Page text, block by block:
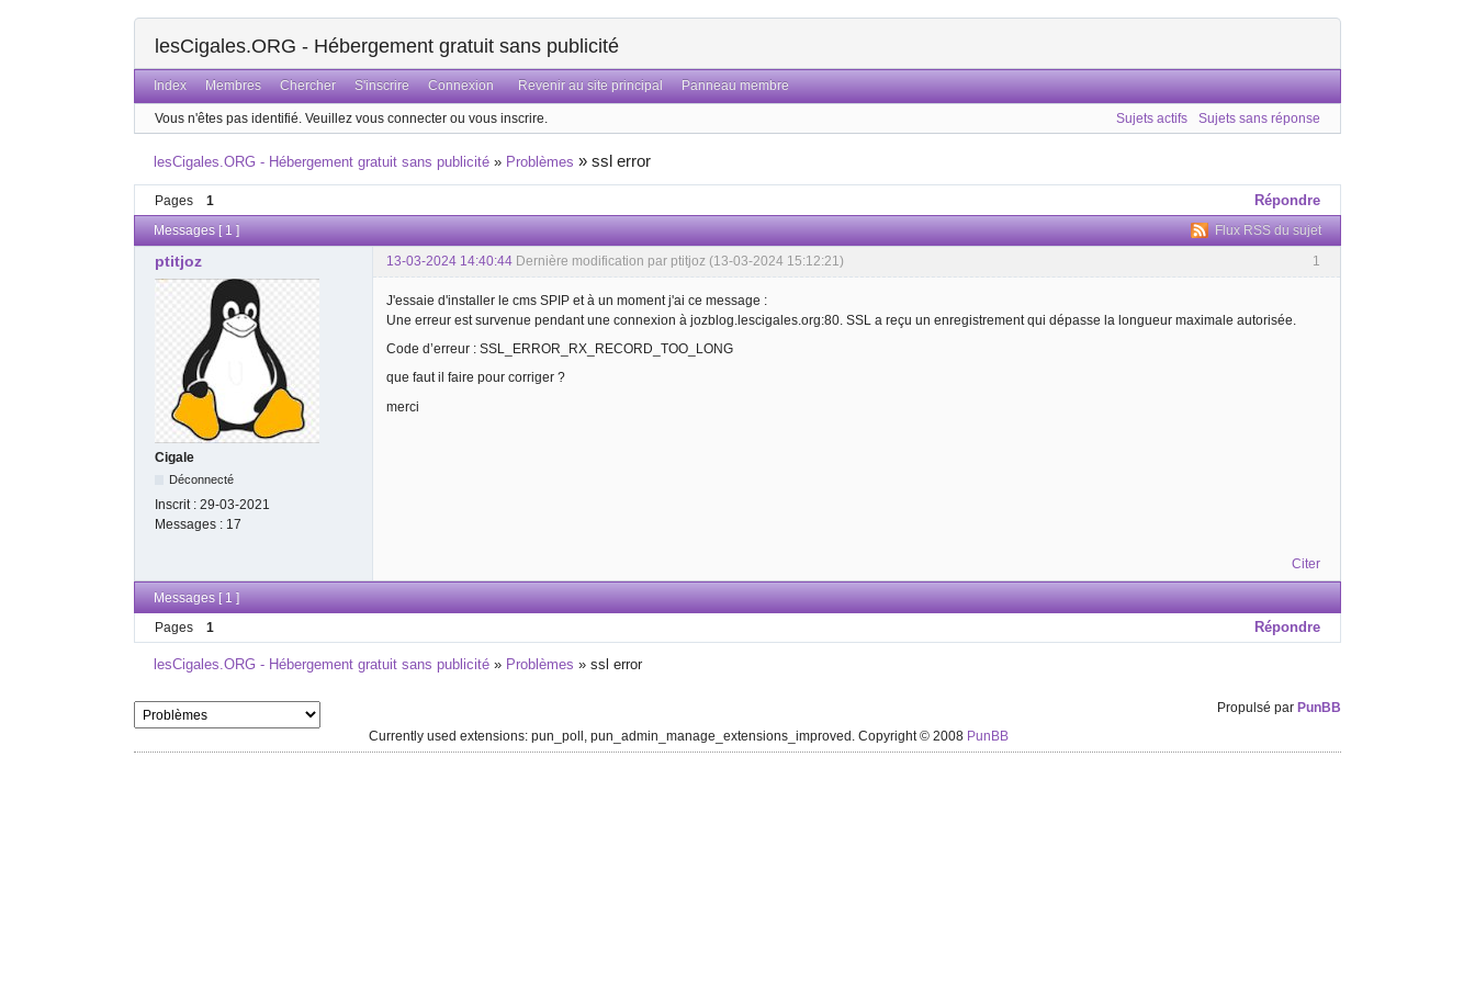
lesCigales.ORG - Hébergement gratuit sans publicité
Index Membres Chercher S'inscrire Connexion Revenir au site principal Panneau membre
Vous n'êtes pas identifié. Veuillez vous connecter ou vous inscrire. Sujets actifs Sujets sans réponse
lesCigales.ORG - Hébergement gratuit sans publicité » Problèmes »ssl error
Pages 1 Répondre
Flux RSS du sujet
Messages [ 1 ]
1
ptitjoz 13-03-2024 14:40:44 Dernière modification par ptitjoz (13-03-2024 15:12:21)
Cigale
Déconnecté
Inscrit : 29-03-2021
Messages : 17
J'essaie d'installer le cms SPIP et à un moment j'ai ce message :
Une erreur est survenue pendant une connexion à jozblog.lescigales.org:80. SSL a reçu un enregistrement qui dépasse la longueur maximale autorisée.
Code d’erreur : SSL_ERROR_RX_RECORD_TOO_LONG
que faut il faire pour corriger ?
merci
Citer
Messages [ 1 ]
Pages
1 Répondre
lesCigales.ORG - Hébergement gratuit sans publicité » Problèmes »ssl error
Propulsé par PunBB
Currently used extensions: pun_poll, pun_admin_manage_extensions_improved. Copyright © 2008 PunBB